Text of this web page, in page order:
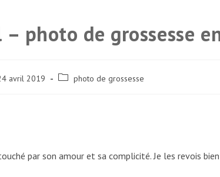
photo de grossesse
avril 2019
Post photo de grossesse
par son amour et sa complicité. Je les revois